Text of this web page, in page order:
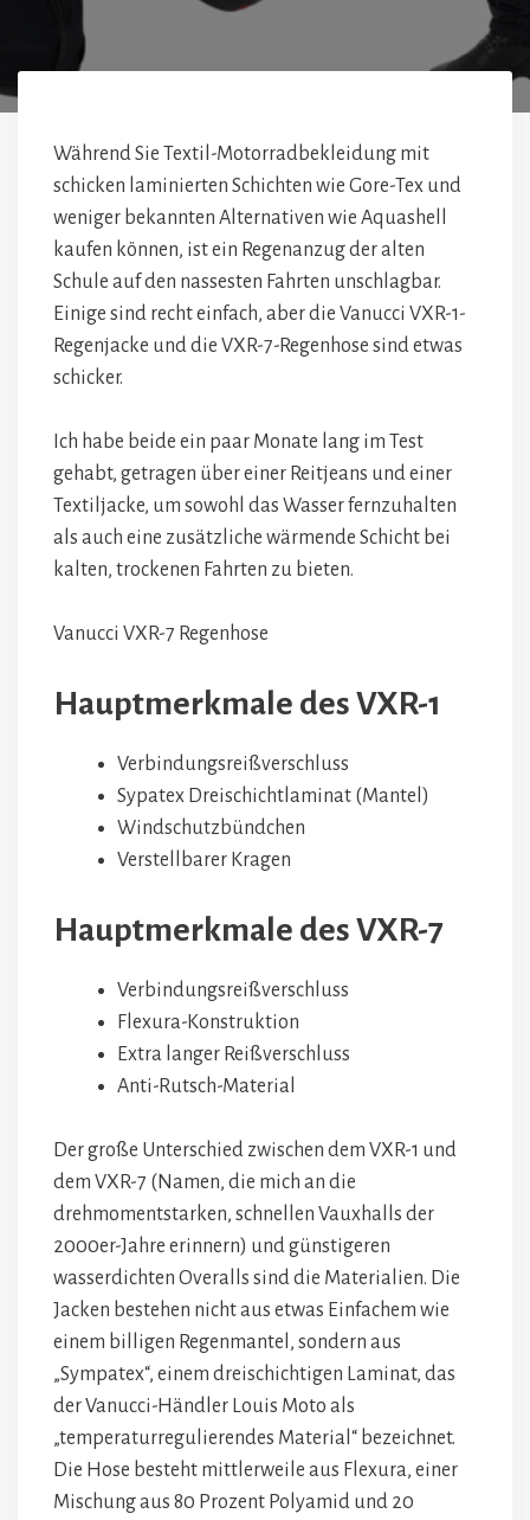
Während Sie Textil-Motorradbekleidung mit
schicken laminierten Schichten wie Gore-Tex und
weniger bekannten Alternativen wie Aquashell
kaufen können, ist ein Regenanzug der alten
Schule auf den nassesten Fahrten unschlagbar.
Einige sind recht einfach, aber die Vanucci VXR-1-
Regenjacke und die VXR-7-Regenhose sind etwas
schicker.
Ich habe beide ein paar Monate lang im Test
gehabt, getragen über einer Reitjeans und einer
Textiljacke, um sowohl das Wasser fernzuhalten
als auch eine zusätzliche wärmende Schicht bei
kalten, trockenen Fahrten zu bieten.
Vanucci VXR-7 Regenhose
Hauptmerkmale des VXR-1
Verbindungsreißverschluss
Sypatex Dreischichtlaminat (Mantel)
Windschutzbündchen
Verstellbarer Kragen
Hauptmerkmale des VXR-7
Verbindungsreißverschluss
Flexura-Konstruktion
Extra langer Reißverschluss
Anti-Rutsch-Material
Der große Unterschied zwischen dem VXR-1 und
dem VXR-7 (Namen, die mich an die
drehmomentstarken, schnellen Vauxhalls der
2000er-Jahre erinnern) und günstigeren
wasserdichten Overalls sind die Materialien. Die
Jacken bestehen nicht aus etwas Einfachem wie
einem billigen Regenmantel, sondern aus
„Sympatex“, einem dreischichtigen Laminat, das
der Vanucci-Händler Louis Moto als
„temperaturregulierendes Material“ bezeichnet.
Die Hose besteht mittlerweile aus Flexura, einer
Mischung aus 80 Prozent Polyamid und 20